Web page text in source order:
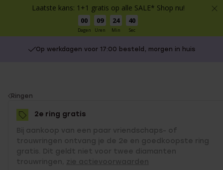
Laatste kans: 1+1 gratis op alle SALE* Shop nu!
00
Dagen
09
Uren
24
Min
40
Sec
Op werkdagen voor 17:00 besteld, morgen in huis
You
are
here:
Ringen
2e ring gratis
Bij aankoop van een paar vriendschaps- of
trouwringen ontvang je de 2e en goedkoopste ring
gratis. Dit geldt niet voor twee diamanten
trouwringen, zie actievoorwaarden